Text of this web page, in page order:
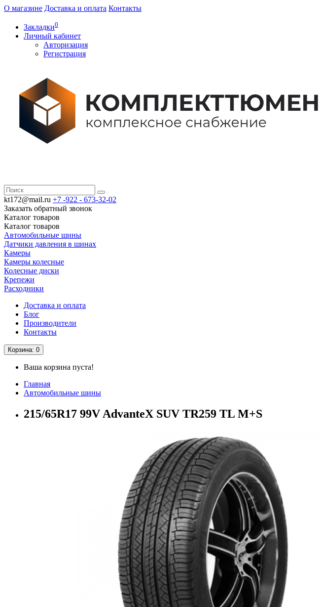
О магазине Доставка и оплата Контакты
Закладки0
Личный кабинет
Авторизация
Регистрация
kt172@mail.ru +7 -922 - 673-32-02
Заказать обратный звонок
Каталог товаров
Каталог товаров
Автомобильные шины
Датчики давления в шинах
Камеры
Камеры колесные
Колесные диски
Крепежи
Расходники
Доставка и оплата
Блог
Производители
Контакты
Корзина: 0
Ваша корзина пуста!
Главная
Автомобильные шины
215/65R17 99V AdvanteX SUV TR259 TL M+S